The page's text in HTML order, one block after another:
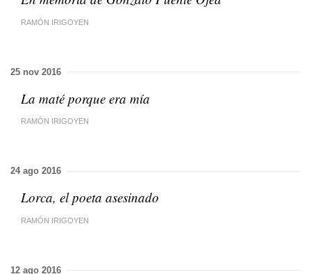
RAMÓN IRIGOYEN
25 nov 2016
La maté porque era mía
RAMÓN IRIGOYEN
24 ago 2016
Lorca, el poeta asesinado
RAMÓN IRIGOYEN
12 ago 2016